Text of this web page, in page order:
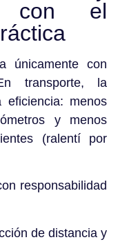
con el
únicamente con
transporte, la
menos
y menos
(ralentí por
responsabilidad
de distancia y